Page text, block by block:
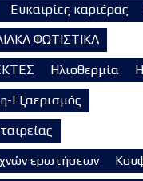
Ευκαιρίες καριέρας
ΦΩΤΙΣΤΙΚΑ
Ηλιοθερμία
Εξαερισμός
ερωτήσεων